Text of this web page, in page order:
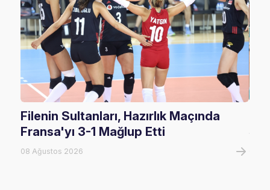
Filenin Sultanları, Hazırlık Maçında
Fransa'yı 3-1 Mağlup Etti
08 Ağustos 2026